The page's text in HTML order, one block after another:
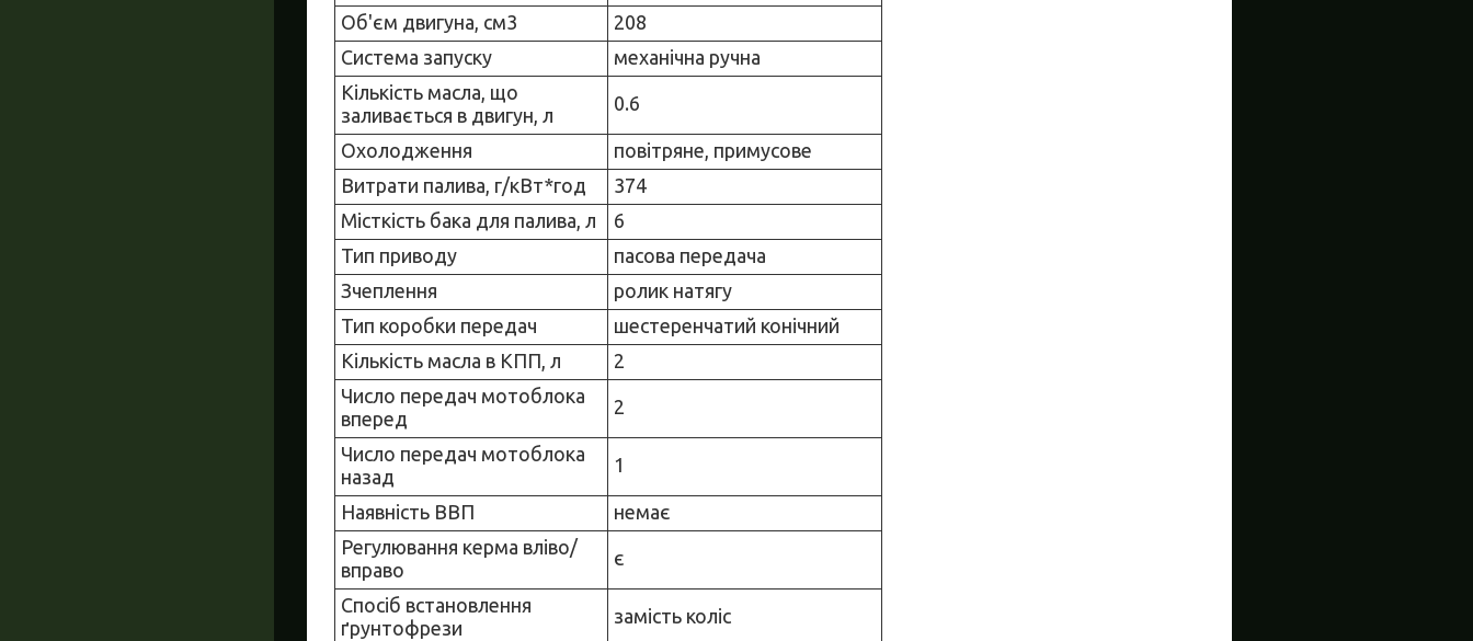
Об'єм двигуна, см3
208
Система запуску
механічна ручна
Кількість масла, що
заливається в двигун, л
0.6
Охолодження
повітряне, примусове
Витрати палива, г/кВт*год
374
Місткість бака для палива, л
6
Тип приводу
пасова передача
Зчеплення
ролик натягу
Тип коробки передач
шестеренчатий конічний
Кількість масла в КПП, л
2
Число передач мотоблока
вперед
2
Число передач мотоблока
назад
1
Наявність ВВП
немає
Регулювання керма вліво/
вправо
є
Спосіб встановлення
ґрунтофрези
замість коліс